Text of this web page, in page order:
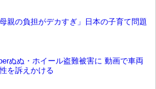
親の負担がデカすぎ」日本の子育て問題
ぬぬ・ホイール盗難被害に 動画で車両
を訴えかける